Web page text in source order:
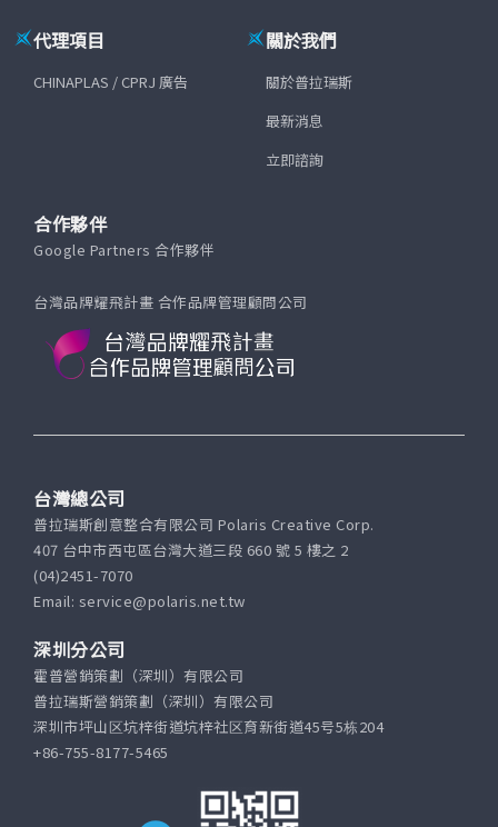
代理項目
CHINAPLAS / CPRJ 廣告
關於我們
關於普拉瑞斯
最新消息
立即諮詢
合作夥伴
Google Partners 合作夥伴
台灣品牌耀飛計畫 合作品牌管理顧問公司
台灣總公司
普拉瑞斯創意整合有限公司 Polaris Creative Corp.
407 台中市西屯區台灣大道三段 660 號 5 樓之 2
(04)2451-7070
Email: service@polaris.net.tw
深圳分公司
霍普營銷策劃（深圳）有限公司
普拉瑞斯營銷策劃（深圳）有限公司
深圳市坪山区坑梓街道坑梓社区育新街道45号5栋204
+86-755-8177-5465